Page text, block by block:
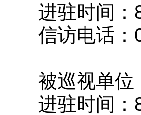
进驻时间：8
信访电话：
被巡视单位
进驻时间：8